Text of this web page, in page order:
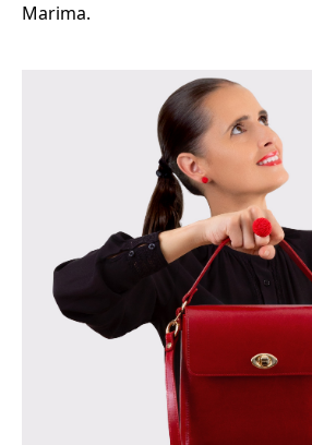
Marima.